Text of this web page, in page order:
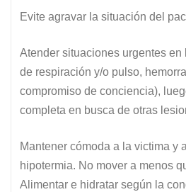
Evite agravar la situación del
Atender situaciones urgentes
de respiración y/o pulso,
compromiso de conciencia),
completa en busca de otras
Mantener cómoda a la victima y
hipotermia. No mover a menos
Alimentar e hidratar según la